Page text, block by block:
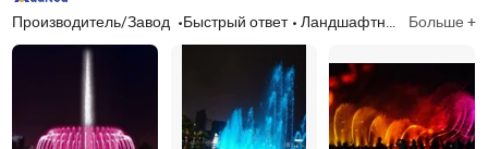
Производитель/Завод Быстрый ответ Ландшафтный фонтан, музыкальный фонтан, танцевальный фонтан, большой плавающий фонтан, садовый фонтан, двориковый фонтан, водяная занавеска, плавающий фонтан Больше +